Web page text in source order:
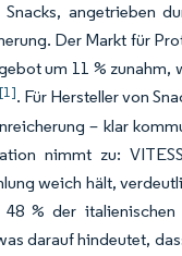
angetrieben
Der Markt für
um 11 %
[1]. Für Hersteller von
– klar
nimmt zu:
weich hält,
% der
darauf hindeutet,